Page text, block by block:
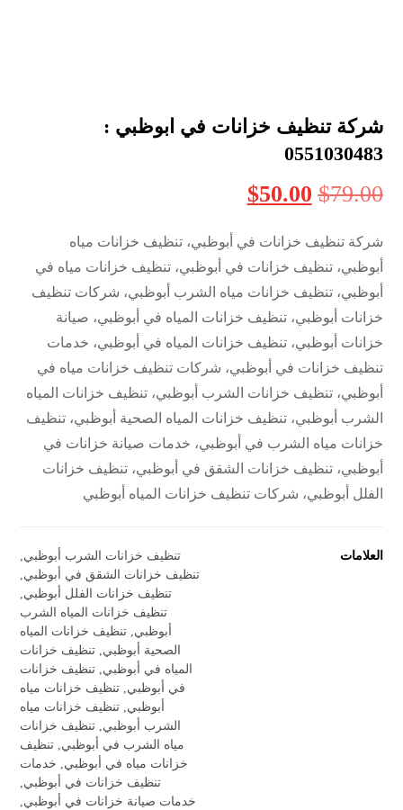
شركة تنظيف خزانات في ابوظبي :
0551030483
$79.00
$50.00
شركة تنظيف خزانات في أبوظبي، تنظيف خزانات مياه
أبوظبي، تنظيف خزانات في أبوظبي، تنظيف خزانات مياه في
أبوظبي، تنظيف خزانات مياه الشرب أبوظبي، شركات تنظيف
خزانات أبوظبي، تنظيف خزانات المياه في أبوظبي، صيانة
خزانات أبوظبي، تنظيف خزانات المياه في أبوظبي، خدمات
تنظيف خزانات في أبوظبي، شركات تنظيف خزانات مياه في
أبوظبي، تنظيف خزانات الشرب أبوظبي، تنظيف خزانات المياه
الشرب أبوظبي، تنظيف خزانات المياه الصحية أبوظبي، تنظيف
خزانات مياه الشرب في أبوظبي، خدمات صيانة خزانات في
أبوظبي، تنظيف خزانات الشقق في أبوظبي، تنظيف خزانات
الفلل أبوظبي، شركات تنظيف خزانات المياه أبوظبي
العلامات تنظيف خزانات الشرب أبوظبي,
تنظيف خزانات الشقق في أبوظبي,
تنظيف خزانات الفلل أبوظبي,
تنظيف خزانات المياه الشرب
أبوظبي, تنظيف خزانات المياه
الصحية أبوظبي, تنظيف خزانات
المياه في أبوظبي, تنظيف خزانات
في أبوظبي, تنظيف خزانات مياه
أبوظبي, تنظيف خزانات مياه
الشرب أبوظبي, تنظيف خزانات
مياه الشرب في أبوظبي, تنظيف
خزانات مياه في أبوظبي, خدمات
تنظيف خزانات في أبوظبي,
خدمات صيانة خزانات في أبوظبي,